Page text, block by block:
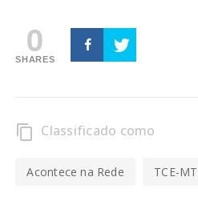
0
SHARES
content_copy Classificado como
Acontece na Rede TCE-MT